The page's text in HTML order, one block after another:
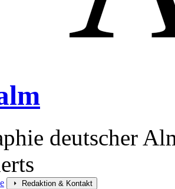
deutscher
Redaktion & Kontakt